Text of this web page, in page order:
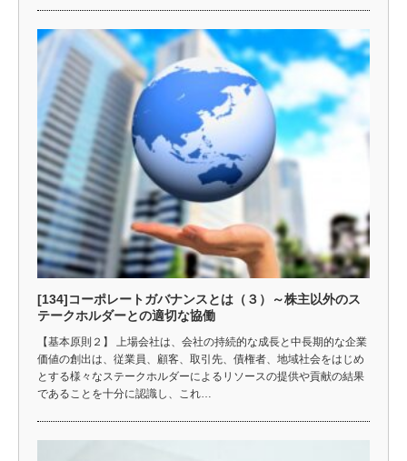
[134]コーポレートガバナンスとは（３）～株主以外のス
テークホルダーとの適切な協働
【基本原則２】 上場会社は、会社の持続的な成長と中長期的な企業
価値の創出は、従業員、顧客、取引先、債権者、地域社会をはじめ
とする様々なステークホルダーによるリソースの提供や貢献の結果
であることを十分に認識し、これ…